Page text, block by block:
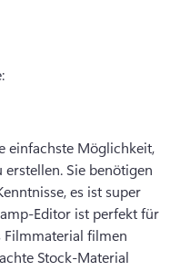
einfachste Möglichkeit,
erstellen. Sie benötigen
es ist super
Editor ist perfekt für
Filmmaterial filmen
Stock-Material